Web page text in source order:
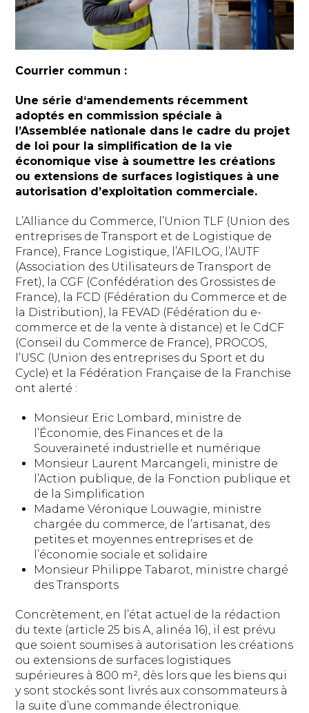
Courrier commun :
Une série d‘amendements récemment
adoptés en commission spéciale à
l’Assemblée nationale dans le cadre du projet
de loi pour la simplification de la vie
économique vise à soumettre les créations
ou extensions de surfaces logistiques à une
autorisation d’exploitation commerciale.
L’Alliance du Commerce, l’Union TLF (Union des
entreprises de Transport et de Logistique de
France), France Logistique, l’AFILOG, l’AUTF
(Association des Utilisateurs de Transport de
Fret), la CGF (Confédération des Grossistes de
France), la FCD (Fédération du Commerce et de
la Distribution), la FEVAD (Fédération du e-
commerce et de la vente à distance) et le CdCF
(Conseil du Commerce de France), PROCOS,
l’USC (Union des entreprises du Sport et du
Cycle) et la Fédération Française de la Franchise
ont alerté :
Monsieur Eric Lombard, ministre de
l’Économie, des Finances et de la
Souveraineté industrielle et numérique
Monsieur Laurent Marcangeli, ministre de
l’Action publique, de la Fonction publique et
de la Simplification
Madame Véronique Louwagie, ministre
chargée du commerce, de l’artisanat, des
petites et moyennes entreprises et de
l’économie sociale et solidaire
Monsieur Philippe Tabarot, ministre chargé
des Transports
Concrètement, en l’état actuel de la rédaction
du texte (article 25 bis A, alinéa 16), il est prévu
que soient soumises à autorisation les créations
ou extensions de surfaces logistiques
supérieures à 800 m², dès lors que les biens qui
y sont stockés sont livrés aux consommateurs à
la suite d’une commande électronique.